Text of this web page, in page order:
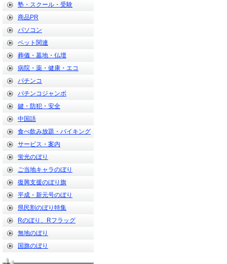
塾・スクール・受験
商品PR
パソコン
ペット関連
葬儀・墓地・仏壇
病院・薬・健康・エコ
パチンコ
パチンコジャンボ
鍵・防犯・安全
中国語
食べ飲み放題・バイキング
サービス・案内
蛍光のぼり
ご当地キャラのぼり
復興支援のぼり旗
平成・新元号のぼり
県民割のぼり特集
Rのぼり、Rフラッグ
無地のぼり
国旗のぼり